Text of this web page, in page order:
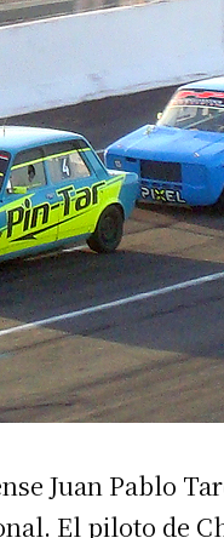
Juan Pablo
El piloto de